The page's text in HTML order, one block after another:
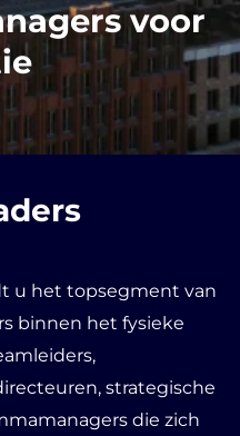
voor
u het topsegment van
binnen het fysieke
strategische
die zich